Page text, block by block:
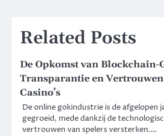
Related Posts
De Opkomst van Blockchain-
Transparantie en
Casino’s
De online gokindustrie is de afgelopen
gegroeid, mede dankzij de
vertrouwen van spelers versterken.…